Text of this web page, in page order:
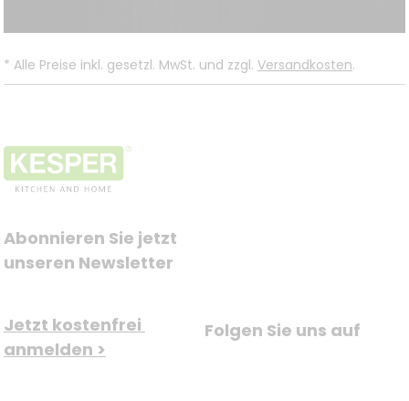
* Alle Preise inkl. gesetzl. MwSt. und zzgl. Versandkosten.
Abonnieren Sie jetzt
unseren Newsletter
Jetzt kostenfrei
anmelden >
Folgen Sie uns auf